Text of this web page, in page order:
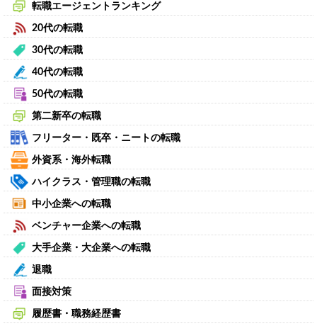
転職エージェントランキング
20代の転職
30代の転職
40代の転職
50代の転職
第二新卒の転職
フリーター・既卒・ニートの転職
外資系・海外転職
ハイクラス・管理職の転職
中小企業への転職
ベンチャー企業への転職
大手企業・大企業への転職
退職
面接対策
履歴書・職務経歴書